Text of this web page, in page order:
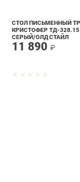
СЕРЫЙ/ОЛД СТАЙЛ
11 890₽